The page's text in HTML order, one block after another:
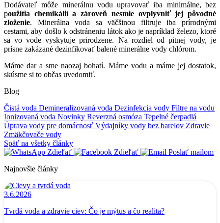
Dodávateľ môže minerálnu vodu upravovať iba minimálne, bez
použitia chemikálií a zároveň nesmie ovplyvniť jej pôvodné
zloženie. Minerálna voda sa väčšinou filtruje iba prírodnými
cestami, aby došlo k odstráneniu látok ako je napríklad železo, ktoré
sa vo vode vyskytuje prirodzene. Na rozdiel od pitnej vody, je
prísne zakázané dezinfikovať balené minerálne vody chlórom.
Máme dar a sme naozaj bohatí. Máme vodu a máme jej dostatok,
skúsme si to občas uvedomiť.
Blog
Čistá voda Demineralizovaná voda Dezinfekcia vody Filtre na vodu
Ionizovaná voda Novinky Reverzná osmóza Tepelné čerpadlá
Úprava vody pre domácnosť Výdajníky vody bez barelov Zdravie
Zmäkčovače vody
Späť na všetky články
Zdieľať
Zdieľať
Poslať mailom
Najnovšie články
3.6.2026
Tvrdá voda a zdravie ciev: Čo je mýtus a čo realita?